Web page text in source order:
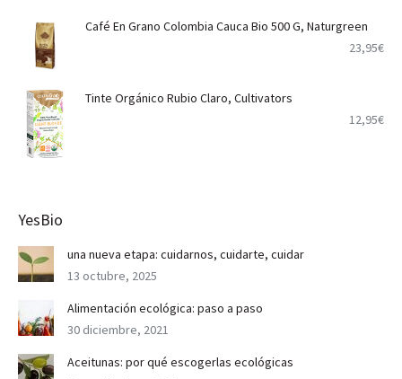
Café En Grano Colombia Cauca Bio 500 G, Naturgreen
23,95€
Tinte Orgánico Rubio Claro, Cultivators
12,95€
YesBio
una nueva etapa: cuidarnos, cuidarte, cuidar
13 octubre, 2025
Alimentación ecológica: paso a paso
30 diciembre, 2021
Aceitunas: por qué escogerlas ecológicas